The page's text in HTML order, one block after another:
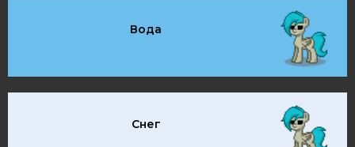
Вода
Снег